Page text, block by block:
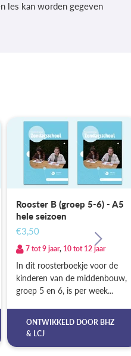
les kan worden gegeven
Rooster B (groep 5-6) - A5
hele seizoen
€3,50
7 tot 9 jaar, 10 tot 12 jaar
In dit roosterboekje voor de
kinderen van de middenbouw,
groep 5 en 6, is per week...
ONTWIKKELD DOOR BHZ
& LCJ